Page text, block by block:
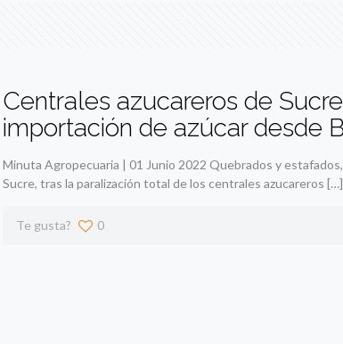
Centrales azucareros de
importación de azúcar desde
Minuta Agropecuaria | 01 Junio 2022 Quebrados y
Sucre, tras la paralización total de los centrales azucareros […]
Te gusta? 0